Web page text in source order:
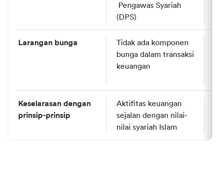
Pengawas Syariah
(DPS)
Larangan bunga
Tidak ada komponen
bunga dalam transaksi
keuangan
Keselarasan dengan
prinsip-prinsip
Aktifitas keuangan
sejalan dengan nilai-
nilai syariah Islam